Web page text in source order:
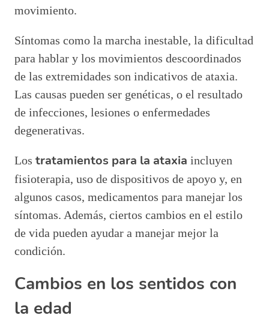
movimiento.
Síntomas como la marcha inestable, la dificultad
para hablar y los movimientos descoordinados
de las extremidades son indicativos de ataxia.
Las causas pueden ser genéticas, o el resultado
de infecciones, lesiones o enfermedades
degenerativas.
Los tratamientos para la ataxia incluyen
fisioterapia, uso de dispositivos de apoyo y, en
algunos casos, medicamentos para manejar los
síntomas. Además, ciertos cambios en el estilo
de vida pueden ayudar a manejar mejor la
condición.
Cambios en los sentidos con
la edad